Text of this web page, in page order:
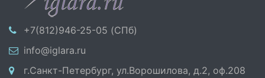
+7(812)946-25-05 (СПб)
info@iglara.ru
г.Санкт-Петербург, ул.Ворошилова, д.2, оф.208